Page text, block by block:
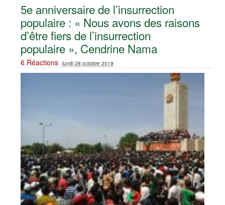
5e anniversaire de l’insurrection
populaire : « Nous avons des raisons
d’être fiers de l’insurrection
populaire », Cendrine Nama
6 Réactions lundi 28 octobre 2019